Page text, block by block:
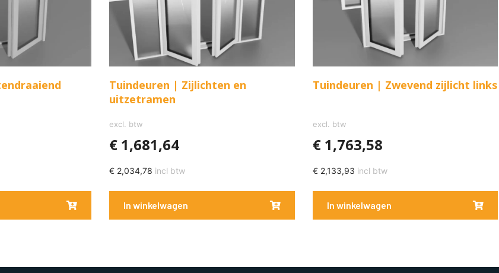
Tuindeuren | Zijlichten en
uitzetramen
excl. btw
€ 1,681,64
€ 2,034,78 incl btw
In winkelwagen
Tuindeuren | Zwevend zijlicht links
excl. btw
€1,763,58
€2,133,93 incl btw
In winkelwagen